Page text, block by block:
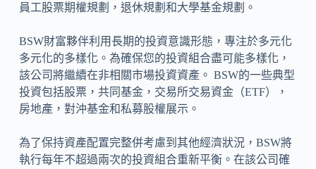
員工股票期權規劃，退休規劃和大學基金規劃。
BSW財富夥伴利用長期的投資意識形態，專注於多元化
多元化的多樣化。為確保您的投資組合盡可能多樣化，
該公司將繼續在非相關市場投資資產。 BSW的一些典型
投資包括股票，共同基金，交易所交易資金（ETF），
房地產，對沖基金和私募股權展示。
為了保持資產配置完整併考慮到其他經濟狀況，BSW將
執行每年不超過兩次的投資組合重新平衡。在該公司確